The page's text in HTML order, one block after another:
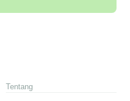
Tentang